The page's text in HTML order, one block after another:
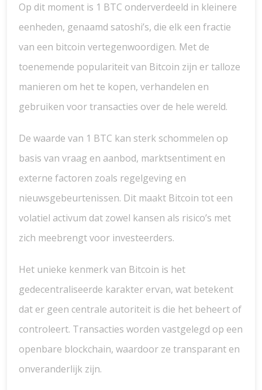
Op dit moment is 1 BTC onderverdeeld in kleinere
eenheden, genaamd satoshi’s, die elk een fractie
van een bitcoin vertegenwoordigen. Met de
toenemende populariteit van Bitcoin zijn er talloze
manieren om het te kopen, verhandelen en
gebruiken voor transacties over de hele wereld.
De waarde van 1 BTC kan sterk schommelen op
basis van vraag en aanbod, marktsentiment en
externe factoren zoals regelgeving en
nieuwsgebeurtenissen. Dit maakt Bitcoin tot een
volatiel activum dat zowel kansen als risico’s met
zich meebrengt voor investeerders.
Het unieke kenmerk van Bitcoin is het
gedecentraliseerde karakter ervan, wat betekent
dat er geen centrale autoriteit is die het beheert of
controleert. Transacties worden vastgelegd op een
openbare blockchain, waardoor ze transparant en
onveranderlijk zijn.